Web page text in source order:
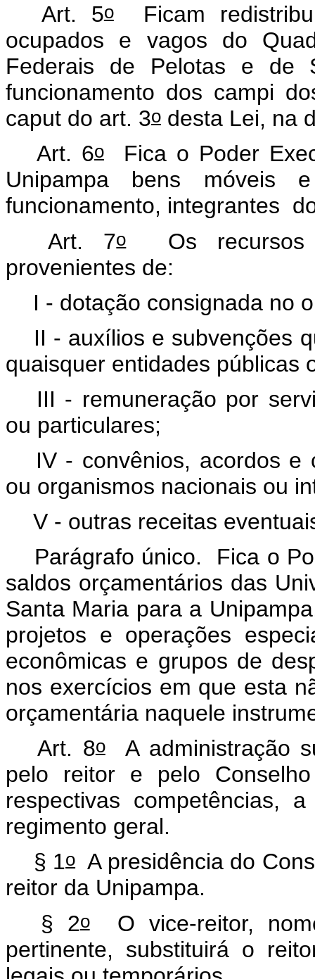
Art. 5oFicam
ocupados e vagos do
Federais de Pelotas e de
funcionamento dos campi
caput do art. 3o desta Lei, na
Art. 6o Fica o Poder
Unipampa bens
funcionamento, integrantes
Art. 7oOs recursos
provenientes de:
I - dotação consignada no
II - auxílios e subvenções
quaisquer entidades públicas
III - remuneração por
ou particulares;
IV - convênios, acordos e
ou organismos nacionais ou
V - outras receitas
Parágrafo único. Fica o
saldos orçamentários das
Santa Maria para a
projetos e operações
econômicas e grupos de
nos exercícios em que esta
orçamentária naquele
Art. 8oA administração
pelo reitor e pelo
respectivas competências,
regimento geral.
§ 1oA presidência do
reitor da Unipampa.
§ 2oO vice-reitor,
pertinente, substituirá o